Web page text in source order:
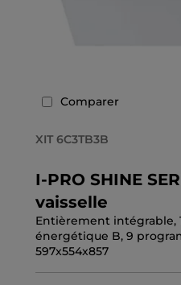
Comparer
XIT 6C3TB3B
I-PRO SHINE
vaisselle
Entièrement intégrable,
énergétique B, 9
597x554x857